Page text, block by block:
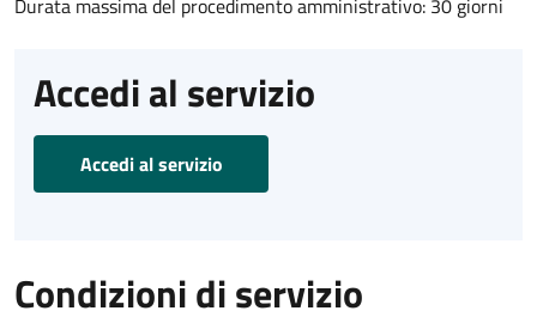
Accedi al servizio
Accedi al servizio
Condizioni di servizio